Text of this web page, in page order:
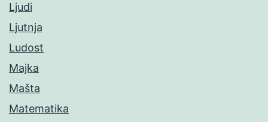
Ljudi
Ljutnja
Ludost
Majka
Mašta
Matematika